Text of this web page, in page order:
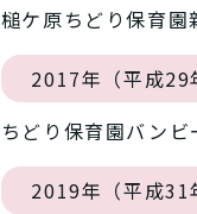
槌ケ原ちどり保育
2017年（平成29
ちどり保育園バン
2019年（平成31